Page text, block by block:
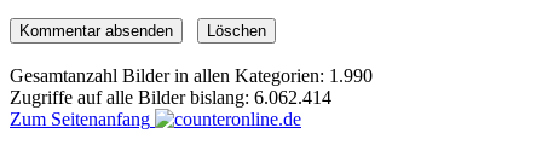
Gesamtanzahl Bilder in allen Kategorien: 1.990
Zugriffe auf alle Bilder bislang: 6.062.414
Zum Seitenanfang